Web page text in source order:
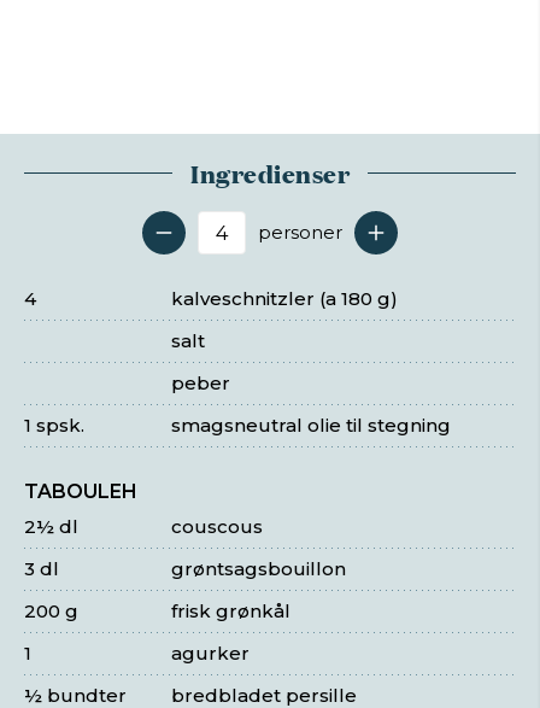
Ingredienser
Antal serveringer
personer
kalveschnitzler (a 180 g)
4
salt
peber
smagsneutral olie til stegning
1 spsk.
TABOULEH
couscous
2½ dl
grøntsagsbouillon
3 dl
frisk grønkål
200 g
agurker
1
bredbladet persille
½ bundter